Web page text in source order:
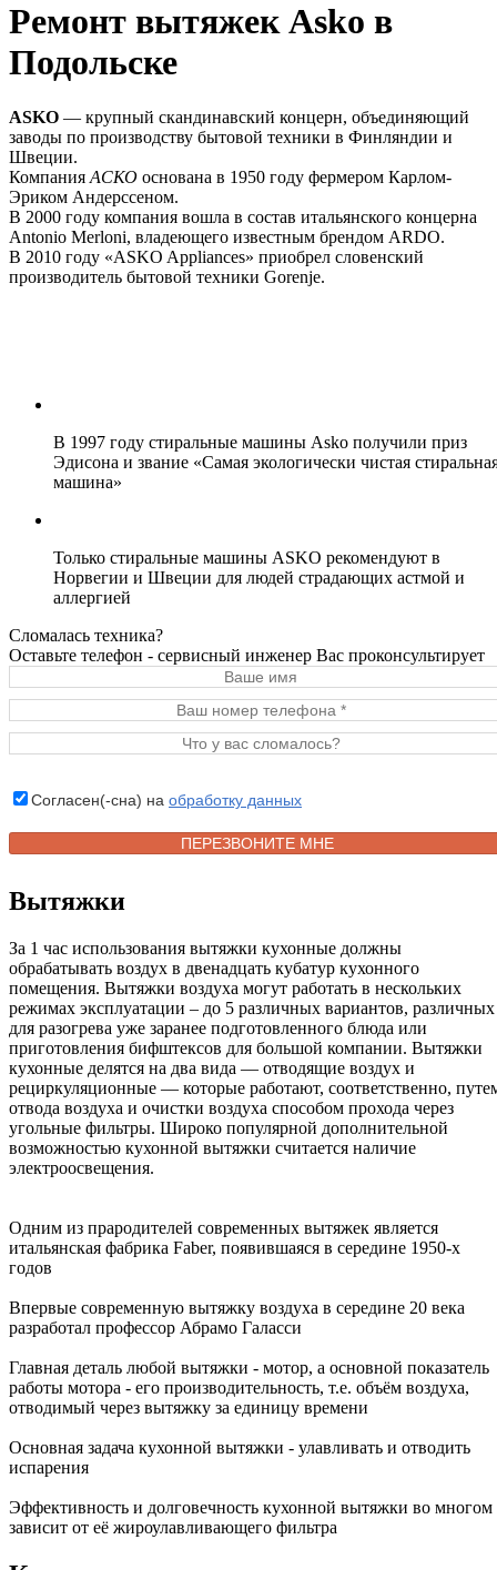
Ремонт вытяжек Asko в
Подольске
ASKO — крупный скандинавский концерн, объединяющий
заводы по производству бытовой техники в Финляндии и
Швеции.
Компания АСКО основана в 1950 году фермером Карлом-
Эриком Андерссеном.
В 2000 году компания вошла в состав итальянского концерна
Antonio Merloni, владеющего известным брендом ARDO.
В 2010 году «ASKO Appliances» приобрел словенский
производитель бытовой техники Gorenje.
В 1997 году стиральные машины Asko получили приз
Эдисона и звание «Самая экологически чистая
машина»
Только стиральные машины ASKO рекомендуют в
Норвегии и Швеции для людей страдающих астмой и
аллергией
Сломалась техника?
Оставьте телефон - сервисный инженер Вас проконсультирует
Согласен(-сна) на обработку данных
Вытяжки
За 1 час использования вытяжки кухонные должны
обрабатывать воздух в двенадцать кубатур кухонного
помещения. Вытяжки воздуха могут работать в нескольких
режимах эксплуатации – до 5 различных вариантов, различных
для разогрева уже заранее подготовленного блюда или
приготовления бифштексов для большой компании. Вытяжки
кухонные делятся на два вида — отводящие воздух и
рециркуляционные — которые работают, соответственно,
отвода воздуха и очистки воздуха способом прохода через
угольные фильтры. Широко популярной дополнительной
возможностью кухонной вытяжки считается наличие
электроосвещения.
Одним из прародителей современных вытяжек является
итальянская фабрика Faber, появившаяся в середине 1950-х
годов
Впервые современную вытяжку воздуха в середине 20 века
разработал профессор Абрамо Галасси
Главная деталь любой вытяжки - мотор, а основной показатель
работы мотора - его производительность, т.е. объём воздуха,
отводимый через вытяжку за единицу времени
Основная задача кухонной вытяжки - улавливать и отводить
испарения
Эффективность и долговечность кухонной вытяжки во многом
зависит от её жироулавливающего фильтра